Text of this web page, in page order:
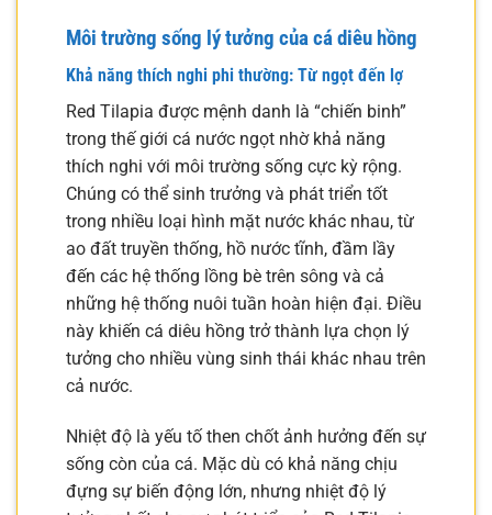
Môi trường sống lý tưởng của cá diêu hồng
Khả năng thích nghi phi thường: Từ ngọt đến lợ
Red Tilapia được mệnh danh là “chiến binh”
trong thế giới cá nước ngọt nhờ khả năng
thích nghi với môi trường sống cực kỳ rộng.
Chúng có thể sinh trưởng và phát triển tốt
trong nhiều loại hình mặt nước khác nhau, từ
ao đất truyền thống, hồ nước tĩnh, đầm lầy
đến các hệ thống lồng bè trên sông và cả
những hệ thống nuôi tuần hoàn hiện đại. Điều
này khiến cá diêu hồng trở thành lựa chọn lý
tưởng cho nhiều vùng sinh thái khác nhau trên
cả nước.
Nhiệt độ là yếu tố then chốt ảnh hưởng đến sự
sống còn của cá. Mặc dù có khả năng chịu
đựng sự biến động lớn, nhưng nhiệt độ lý